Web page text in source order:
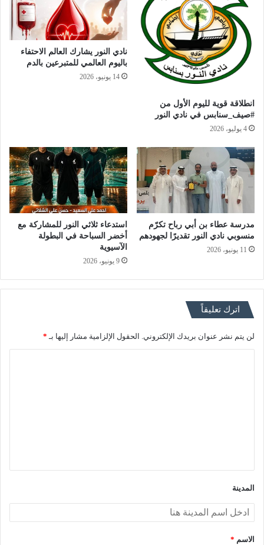
انطلاقة قوية لليوم الأول من
#صيف_سنابس في نادي النور
4 يوليو، 2026
نادي النور يشارك العالم الاحتفاء
باليوم العالمي للمتبرعين بالدم
14 يونيو، 2026
مدرسة عطاء بن أبي رباح تكرّم
منسوبي نادي النور تقديرًا لجهودهم
11 يونيو، 2026
استدعاء ثلاثي النور للمشاركة مع
أخضر السباحة في البطولة
الآسيوية
9 يونيو، 2026
اترك تعليقاً
لن يتم نشر عنوان بريدك الإلكتروني. الحقول الإلزامية مشار إليها بـ *
المدينة
الاسم *